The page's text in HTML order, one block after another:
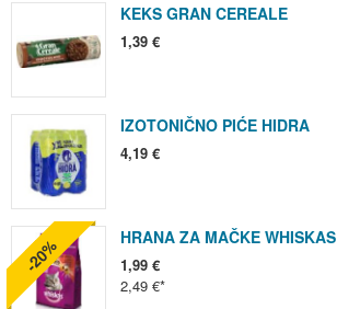
KEKS GRAN CEREALE
1,39 €
IZOTONIČNO PIĆE HIDRA
4,19 €
HRANA ZA MAČKE WHISKAS
1,99 €
2,49 €
-20%